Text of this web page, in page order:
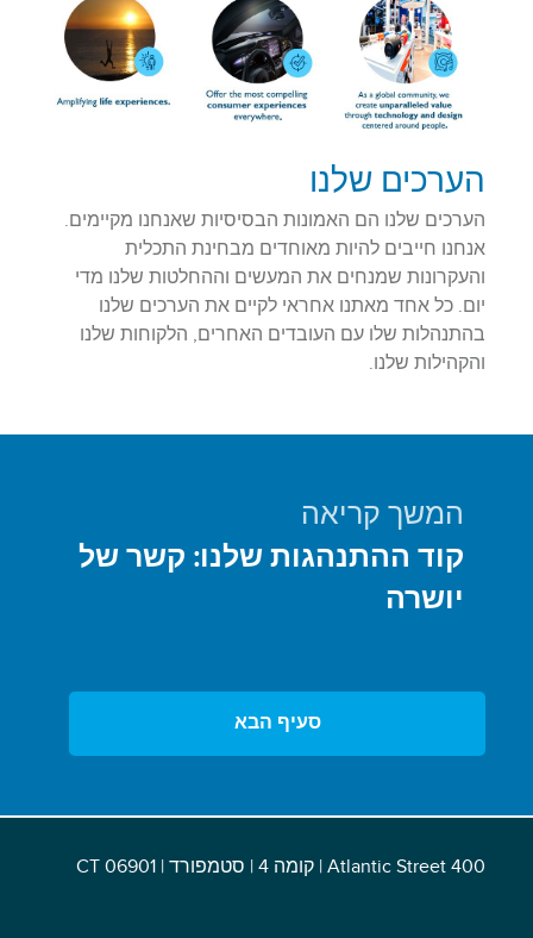
הערכים שלנו
הערכים שלנו הם האמונות הבסיסיות שאנחנו מקיימים.
אנחנו חייבים להיות מאוחדים מבחינת התכלית
והעקרונות שמנחים את המעשים וההחלטות שלנו מדי
יום. כל אחד מאתנו אחראי לקיים את הערכים שלנו
בהתנהלות שלו עם העובדים האחרים, הלקוחות שלנו
והקהילות שלנו.
המשך קריאה
קוד ההתנהגות שלנו: קשר של
יושרה
סעיף הבא
400 Atlantic Street | קומה 4 | סטמפורד | CT 06901